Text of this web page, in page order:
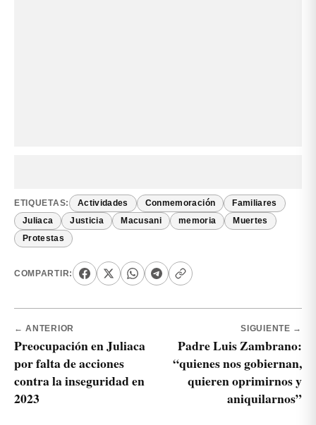
ETIQUETAS: Actividades Conmemoración Familiares
Juliaca Justicia Macusani memoria Muertes
Protestas
COMPARTIR:
← ANTERIOR
Preocupación en Juliaca
por falta de acciones
contra la inseguridad en
2023
SIGUIENTE →
Padre Luis Zambrano:
“quienes nos gobiernan,
quieren oprimirnos y
aniquilarnos”